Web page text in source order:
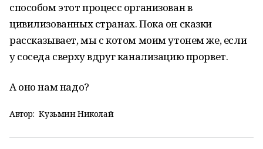
способом этот процесс организован в
цивилизованных странах. Пока он сказки
рассказывает, мы с котом моим утонем же, если
у соседа сверху вдруг канализацию прорвет.
А оно нам надо?
Автор: Кузьмин Николай